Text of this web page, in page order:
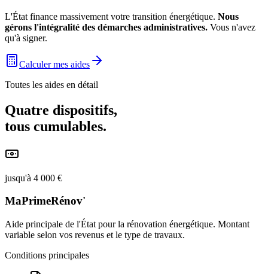
L'État finance massivement votre transition énergétique. Nous
gérons l'intégralité des démarches administratives. Vous n'avez
qu'à signer.
Calculer mes aides
Toutes les aides en détail
Quatre dispositifs,
tous cumulables.
jusqu'à 4 000 €
MaPrimeRénov'
Aide principale de l'État pour la rénovation énergétique. Montant
variable selon vos revenus et le type de travaux.
Conditions principales